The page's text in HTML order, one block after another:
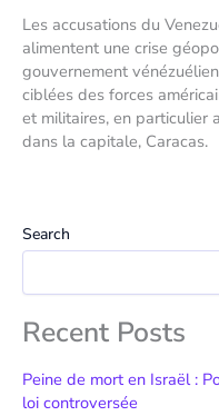
Les accusations du
alimentent une crise
gouvernement
ciblées des forces
et militaires, en particulier
dans la capitale, Caracas.
Search
Recent Posts
Peine de mort en Israël :
loi controversée